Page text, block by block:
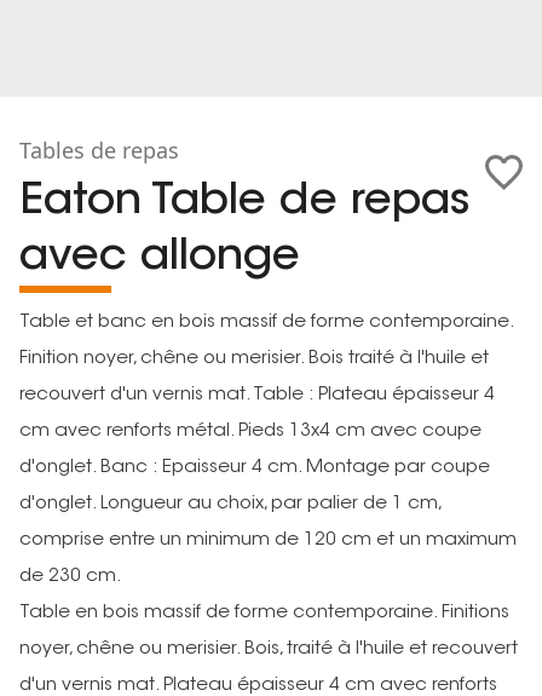
Tables de repas
Eaton Table de repas
avec allonge
Table et banc en bois massif de forme contemporaine.
Finition noyer, chêne ou merisier. Bois traité à l'huile et
recouvert d'un vernis mat. Table : Plateau épaisseur 4
cm avec renforts métal. Pieds 13x4 cm avec coupe
d'onglet. Banc : Epaisseur 4 cm. Montage par coupe
d'onglet. Longueur au choix, par palier de 1 cm,
comprise entre un minimum de 120 cm et un maximum
de 230 cm.
Table en bois massif de forme contemporaine. Finitions
noyer, chêne ou merisier. Bois, traité à l'huile et recouvert
d'un vernis mat. Plateau épaisseur 4 cm avec renforts